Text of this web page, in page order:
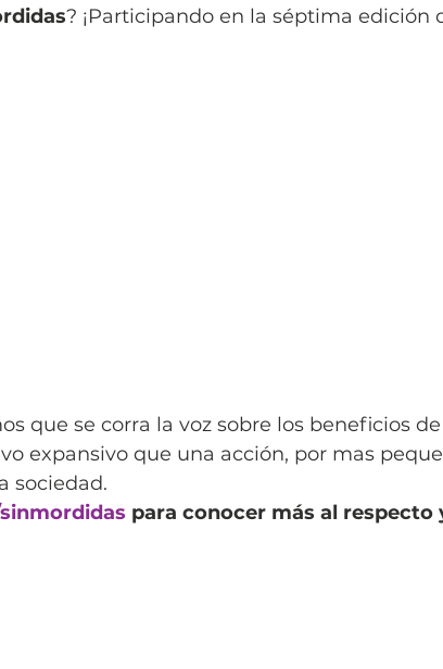
? ¡Participando en la séptima edición
que se corra la voz sobre los beneficios
expansivo que una acción, por mas
sociedad.
para conocer más al respecto